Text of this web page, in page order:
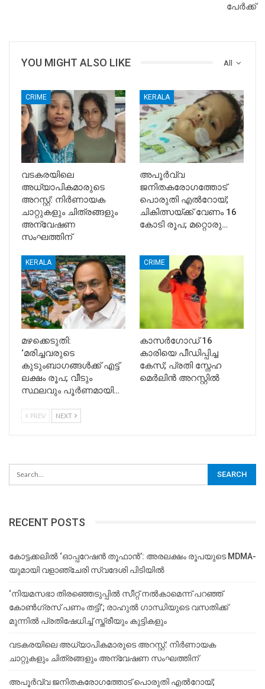
പേര്‍ക്ക്
All
YOU MIGHT ALSO LIKE
CRIME
വടകരയിലെ
അധ്യാപികമാരുടെ
അറസ്റ്റ്: നിർണായക
ചാറ്റുകളും ചിത്രങ്ങളും
അന്വേഷണ
സംഘത്തിന്
KERALA
അപൂര്‍വ്വ
ജനിതകരോഗത്തോട്
പൊരുതി എല്‍റോയ്;
ചികിത്സയ്ക്ക് വേണം 16
കോടി രൂപ; മറ്റൊരു…
KERALA
മഴക്കെടുതി:
‘മരിച്ചവരുടെ
കുടുംബാഗങ്ങൾക്ക് എട്ട്
ലക്ഷം രൂപ; വീടും
സ്ഥലവും പൂർണമായി…
CRIME
കാസർഗോഡ് 16
കാരിയെ പീഡിപ്പിച്ച
കേസ്; പ്രതി സ്നേഹ
മെർലിൻ അറസ്റ്റിൽ
PREV NEXT
RECENT POSTS
കോട്ടക്കലിൽ ‘ഓപ്പറേഷൻ തൂഫാൻ’: അരലക്ഷം രൂപയുടെ MDMA-
യുമായി വളാഞ്ചേരി സ്വദേശി പിടിയിൽ
‘നിയമസഭാ തിരഞ്ഞെടുപ്പിൽ സീറ്റ് നൽകാമെന്ന് പറഞ്ഞ്
കോൺഗ്രസ് പണം തട്ടി’; രാഹുൽ ഗാന്ധിയുടെ വസതിക്ക്
മുന്നിൽ പ്രതിഷേധിച്ച് സ്ത്രീയും കുട്ടികളും
വടകരയിലെ അധ്യാപികമാരുടെ അറസ്റ്റ്: നിർണായക
ചാറ്റുകളും ചിത്രങ്ങളും അന്വേഷണ സംഘത്തിന്
അപൂര്‍വ്വ ജനിതകരോഗത്തോട് പൊരുതി എല്‍റോയ്;